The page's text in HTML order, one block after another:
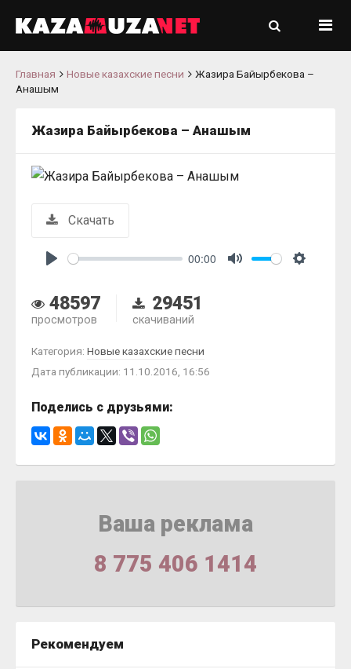
Главная Новые казахские песни
Жазира Байырбекова –
Анашым
Жазира Байырбекова – Анашым
Скачать
00:00
48597
просмотров
29451
скачиваний
Категория: Новые казахские песни
Дата публикации: 11.10.2016, 16:56
Поделись с друзьями:
Ваша реклама
8 775 406 1414
Рекомендуем